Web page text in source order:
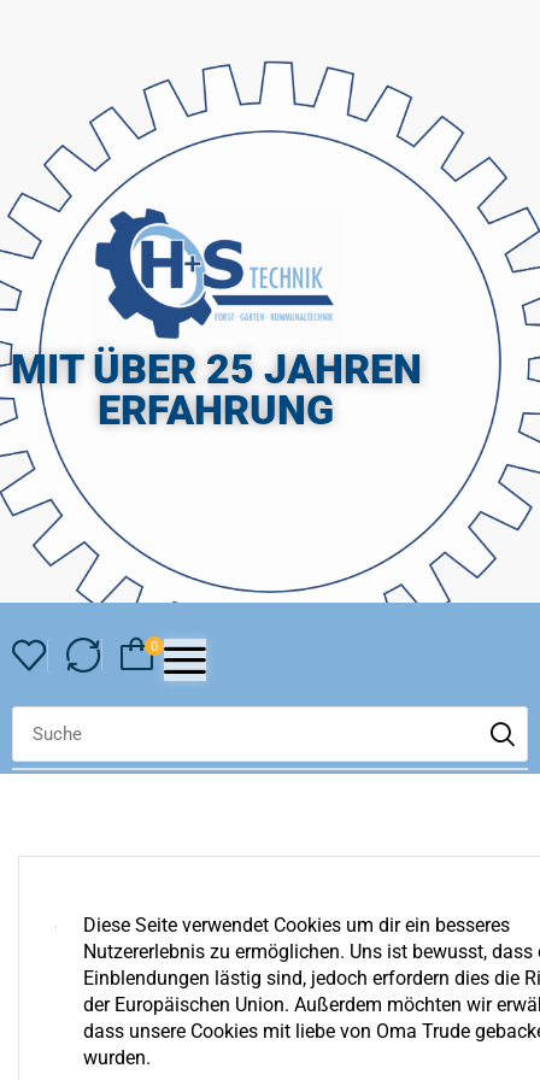
MIT ÜBER 25 JAHREN
ERFAHRUNG
0
YOUR COMPARE IS EMPTY
We invite you to get acquainted with an assortment of our
shop. Surely you can find something for yourself!
Diese Seite verwendet Cookies um dir ein besseres
Nutzererlebnis zu ermöglichen. Uns ist bewusst, dass
Einblendungen lästig sind, jedoch erfordern dies die
der Europäischen Union. Außerdem möchten wir
dass unsere Cookies mit liebe von Oma Trude
wurden.